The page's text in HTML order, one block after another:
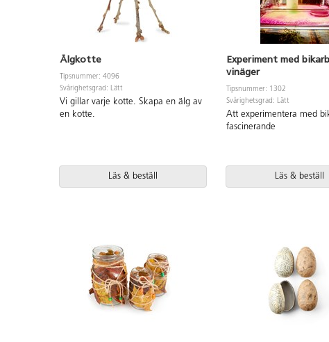
Älgkotte
Tipsnummer: 4096
Svårighetsgrad: Lätt
Vi gillar varje kotte. Skapa en älg av
en kotte.
Läs & beställ
Experiment med
vinäger
Tipsnummer: 1302
Svårighetsgrad: Lätt
Att experimentera med
fascinerande
Läs & beställ